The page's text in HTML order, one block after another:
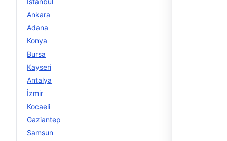
Ankara
Adana
Konya
Bursa
Kayseri
Antalya
İzmir
Kocaeli
Gaziantep
Samsun